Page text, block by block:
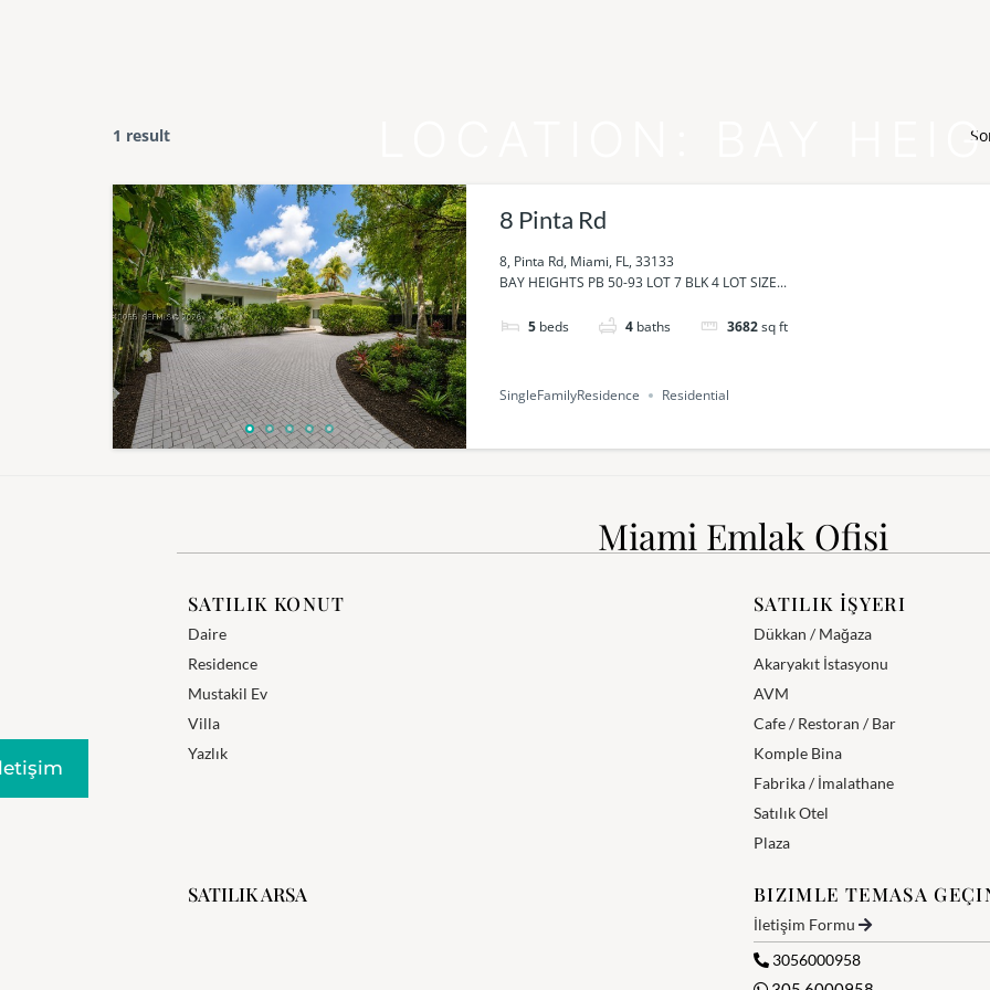
BAY
1 result
8 Pinta Rd
8, Pinta Rd, Miami, FL, 33133
BAY HEIGHTS PB 50-93 LOT 7 BLK 4 LOT SIZE...
5 beds 4 baths 3682sq ft
SingleFamilyResidence Residential
Miami Emlak Ofisi
SATILIK KONUT
Daire
Residence
Mustakil Ev
Villa
Yazlık
SATILIK İŞYERI
Dükkan / Mağaza
Akaryakıt İstasyonu
AVM
Cafe / Restoran / Bar
Komple Bina
Fabrika / İmalathane
Satılık Otel
Plaza
SATILIK ARSA BIZIMLE TEMASA
İletişim Formu
3056000958